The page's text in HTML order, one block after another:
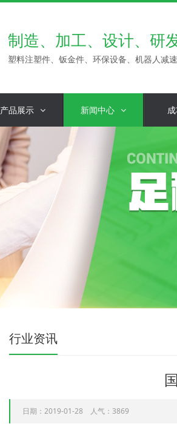
制造、加工、设计、研
塑料注塑件、钣金件、环保设备、机器人减
产品展示 新闻中心
行业资讯
日期：2019-01-28 人气：3869